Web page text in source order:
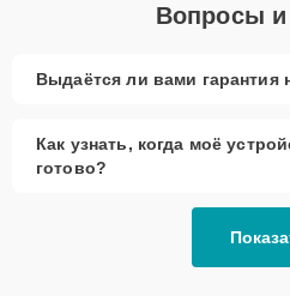
Вопросы и
Выдаётся ли вами гарантия
Как узнать, когда моё
готово?